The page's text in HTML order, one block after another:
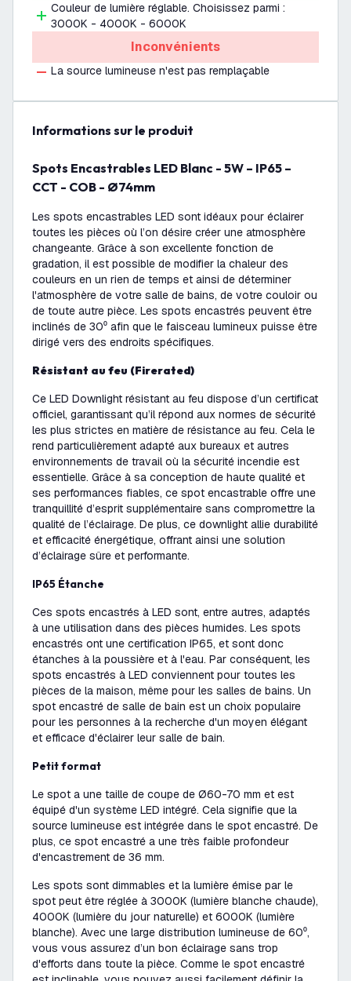
Couleur de lumière réglable. Choisissez parmi :
3000K - 4000K - 6000K
Inconvénients
La source lumineuse n'est pas remplaçable
Informations sur le produit
Spots Encastrables LED Blanc - 5W – IP65 –
CCT - COB - Ø74mm
Les spots encastrables LED sont idéaux pour éclairer
toutes les pièces où l’on désire créer une atmosphère
changeante. Grâce à son excellente fonction de
gradation, il est possible de modifier la chaleur des
couleurs en un rien de temps et ainsi de déterminer
l'atmosphère de votre salle de bains, de votre couloir ou
de toute autre pièce. Les spots encastrés peuvent être
inclinés de 30⁰ afin que le faisceau lumineux puisse être
dirigé vers des endroits spécifiques.
Résistant au feu (Firerated)
Ce LED Downlight résistant au feu dispose d’un certificat
officiel, garantissant qu’il répond aux normes de sécurité
les plus strictes en matière de résistance au feu. Cela le
rend particulièrement adapté aux bureaux et autres
environnements de travail où la sécurité incendie est
essentielle. Grâce à sa conception de haute qualité et
ses performances fiables, ce spot encastrable offre une
tranquillité d’esprit supplémentaire sans compromettre la
qualité de l’éclairage. De plus, ce downlight allie durabilité
et efficacité énergétique, offrant ainsi une solution
d’éclairage sûre et performante.
IP65 Étanche
Ces spots encastrés à LED sont, entre autres, adaptés
à une utilisation dans des pièces humides. Les spots
encastrés ont une certification IP65, et sont donc
étanches à la poussière et à l'eau. Par conséquent, les
spots encastrés à LED conviennent pour toutes les
pièces de la maison, même pour les salles de bains. Un
spot encastré de salle de bain est un choix populaire
pour les personnes à la recherche d'un moyen élégant
et efficace d'éclairer leur salle de bain.
Petit format
Le spot a une taille de coupe de Ø60-70 mm et est
équipé d'un système LED intégré. Cela signifie que la
source lumineuse est intégrée dans le spot encastré. De
plus, ce spot encastré a une très faible profondeur
d'encastrement de 36 mm.
Les spots sont dimmables et la lumière émise par le
spot peut être réglée à 3000K (lumière blanche chaude),
4000K (lumière du jour naturelle) et 6000K (lumière
blanche). Avec une large distribution lumineuse de 60⁰,
vous vous assurez d’un bon éclairage sans trop
d'efforts dans toute la pièce. Comme le spot encastré